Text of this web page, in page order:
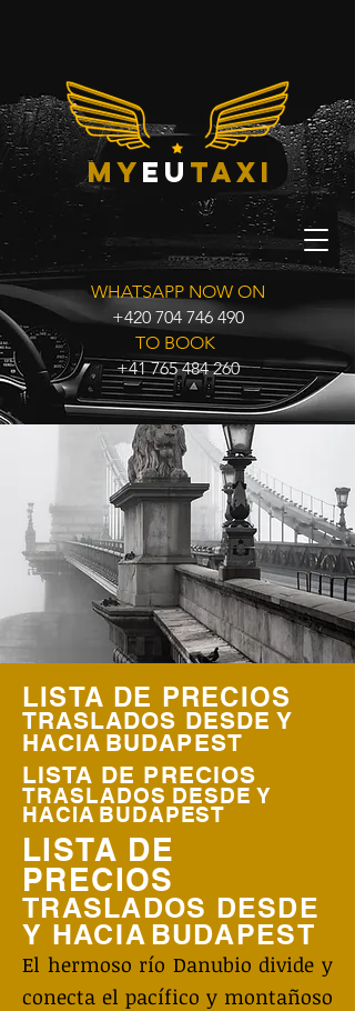
myeu taxi
WHATSAPP NOW ON
+420 704 746 490
TO BOOK
+41 765 484 260
LISTA DE PRECIOS
TRASLADOS DESDE Y
HACIA BUDAPEST
LISTA DE PRECIOS
TRASLADOS DESDE Y
HACIA BUDAPEST
LISTA DE
PRECIOS
TRASLADOS DESDE
Y HACIA BUDAPEST
El hermoso río Danubio divide y
conecta el pacífico y montañoso